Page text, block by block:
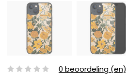
0 beoordeling (en)